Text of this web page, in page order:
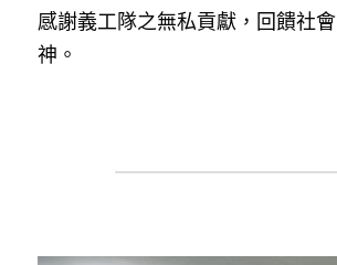
感謝義工隊之無私貢獻，回饋社
神。